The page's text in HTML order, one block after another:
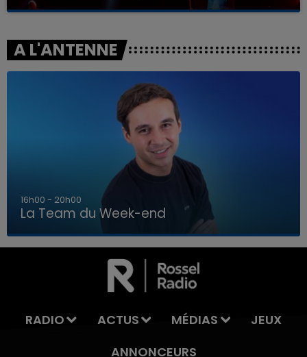
LA TEAM DU WEEK-END
A L'ANTENNE
7h00 - 12h00
La Team du Week-end
RADIO ACTUS MÉDIAS
JEUX
ANNONCEURS